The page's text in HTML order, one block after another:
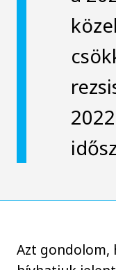
Azt gondolom,